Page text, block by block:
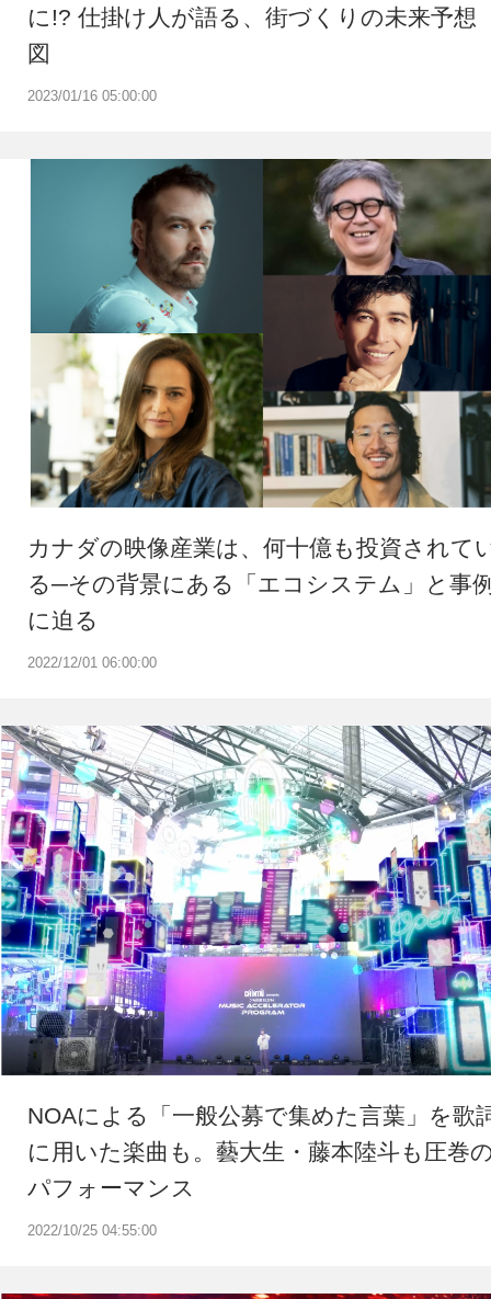
2023/01/16 05:00:00
に!? 仕掛け人が語る、街づくりの未来予想
図
2022/12/01 06:00:00
カナダの映像産業は、何十億も投資されて
る─その背景にある「エコシステム」と事
に迫る
2022/10/25 04:55:00
NOAによる「一般公募で集めた言葉」を歌
に用いた楽曲も。藝大生・藤本陸斗も圧巻
パフォーマンス